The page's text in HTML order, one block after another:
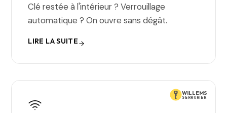
Clé restée à l'intérieur ? Verrouillage
automatique ? On ouvre sans dégât.
LIRE LA SUITE
WILLEMS
SERRURIER